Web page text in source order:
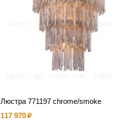
Люстра 771197 chrome/smoke
117 970